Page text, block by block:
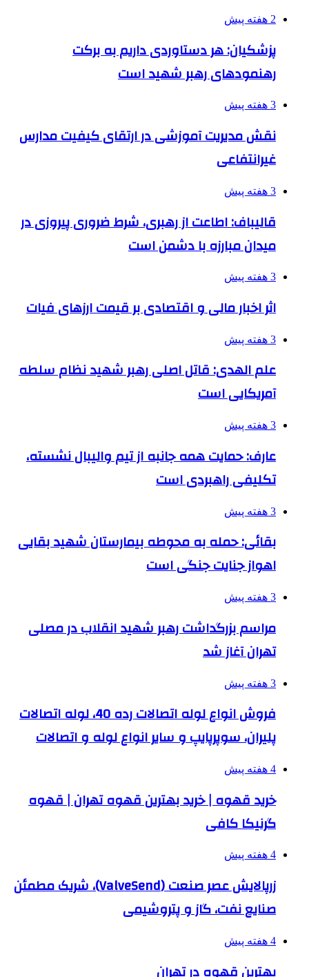
2 هفته پیش
پزشکیان: هر دستاوردی داریم به برکت
رهنمودهای رهبر شهید است
3 هفته پیش
نقش مدیریت آموزشی در ارتقای کیفیت مدارس
غیرانتفاعی
3 هفته پیش
قالیباف: اطاعت از رهبری، شرط ضروری پیروزی در
میدان مبارزه با دشمن است
3 هفته پیش
اثر اخبار مالی و اقتصادی بر قیمت ارزهای فیات
3 هفته پیش
علم الهدی: قاتل اصلی رهبر شهید نظام سلطه
آمریکایی است
3 هفته پیش
عارف: حمایت همه جانبه از تیم والیبال نشسته،
تکلیفی راهبردی است
3 هفته پیش
بقائی: حمله به محوطه بیمارستان شهید بقایی
اهواز جنایت جنگی است
3 هفته پیش
مراسم بزرگداشت رهبر شهید انقلاب در مصلی
تهران آغاز شد
3 هفته پیش
فروش انواع لوله اتصالات رده 40، لوله اتصالات
پلیران، سوپرپایپ و سایر انواع لوله و اتصالات
4 هفته پیش
خرید قهوه | خرید بهترین قهوه تهران | قهوه
گرنیکا کافی
4 هفته پیش
زرپالایش عصر صنعت (ValveSend)، شریک مطمئن
صنایع نفت، گاز و پتروشیمی
4 هفته پیش
بهترین قهوه در تهران